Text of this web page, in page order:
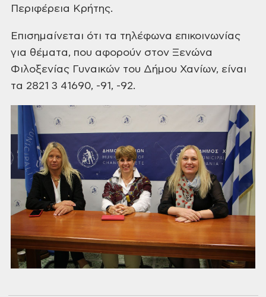
Περιφέρεια Κρήτης.
Επισημαίνεται ότι τα τηλέφωνα επικοινωνίας
για θέματα, που αφορούν στον Ξενώνα
Φιλοξενίας Γυναικών του Δήμου Χανίων, είναι
τα 2821 3 41690, -91, -92.